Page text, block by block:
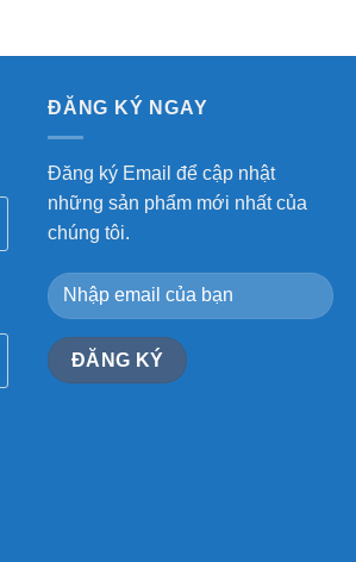
ĐĂNG KÝ NGAY
Đăng ký Email để cập nhật
những sản phẩm mới nhất của
chúng tôi.